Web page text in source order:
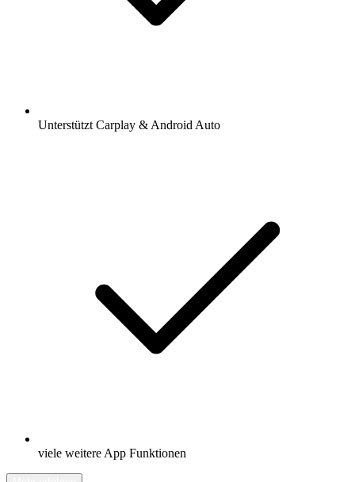
Unterstützt Carplay & Android Auto
viele weitere App Funktionen